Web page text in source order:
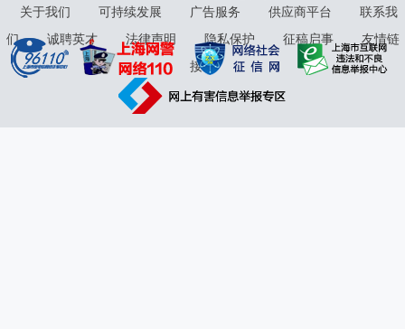
jubao@eastmoney.com
31010402000120号版权所有:东方财富网意见与建议:4000300059/952500
关于我们 可持续发展 广告服务 供应商平台
联系我
们
诚聘英才 法律声明 隐私保护 征稿启事
友情链
接